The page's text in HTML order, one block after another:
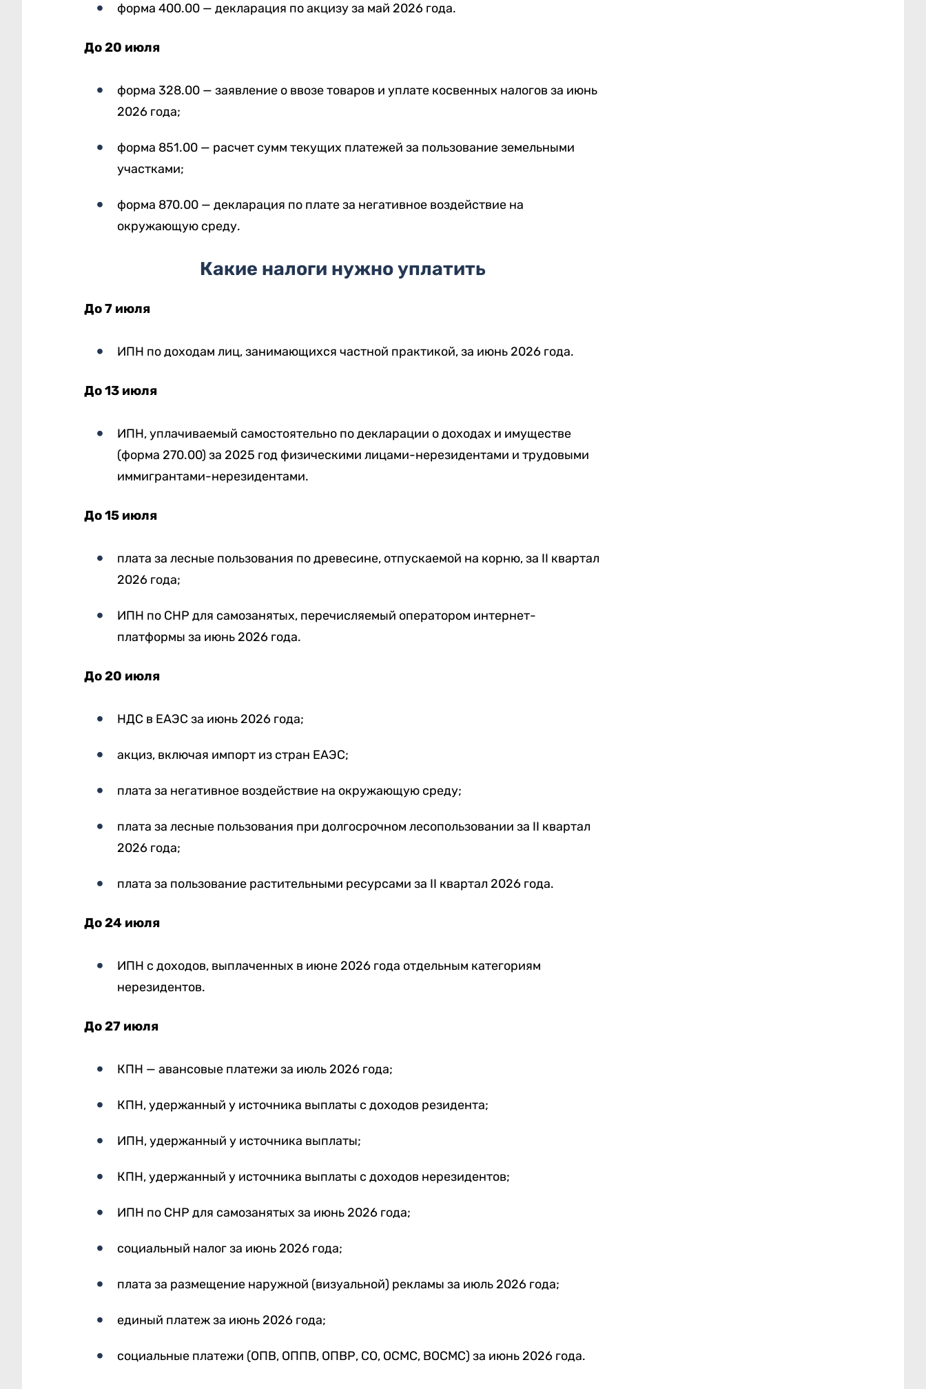
форма 400.00 — декларация по акцизу за май 2026 года.
До 20 июля
форма 328.00 — заявление о ввозе товаров и уплате косвенных налогов за июнь
2026 года;
форма 851.00 — расчет сумм текущих платежей за пользование земельными
участками;
форма 870.00 — декларация по плате за негативное воздействие на
окружающую среду.
Какие налоги нужно уплатить
До 7 июля
ИПН по доходам лиц, занимающихся частной практикой, за июнь 2026 года.
До 13 июля
ИПН, уплачиваемый самостоятельно по декларации о доходах и имуществе
(форма 270.00) за 2025 год физическими лицами-нерезидентами и трудовыми
иммигрантами-нерезидентами.
До 15 июля
плата за лесные пользования по древесине, отпускаемой на корню, за II квартал
2026 года;
ИПН по СНР для самозанятых, перечисляемый оператором интернет-
платформы за июнь 2026 года.
До 20 июля
НДС в ЕАЭС за июнь 2026 года;
акциз, включая импорт из стран ЕАЭС;
плата за негативное воздействие на окружающую среду;
плата за лесные пользования при долгосрочном лесопользовании за II квартал
2026 года;
плата за пользование растительными ресурсами за II квартал 2026 года.
До 24 июля
ИПН с доходов, выплаченных в июне 2026 года отдельным категориям
нерезидентов.
До 27 июля
КПН — авансовые платежи за июль 2026 года;
КПН, удержанный у источника выплаты с доходов резидента;
ИПН, удержанный у источника выплаты;
КПН, удержанный у источника выплаты с доходов нерезидентов;
ИПН по СНР для самозанятых за июнь 2026 года;
социальный налог за июнь 2026 года;
плата за размещение наружной (визуальной) рекламы за июль 2026 года;
единый платеж за июнь 2026 года;
социальные платежи (ОПВ, ОППВ, ОПВР, СО, ОСМС, ВОСМС) за июнь 2026 года.